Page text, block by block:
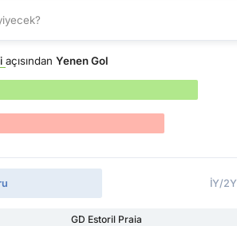
açısındanYenen Gol
İY/2Y
GD Estoril Praia